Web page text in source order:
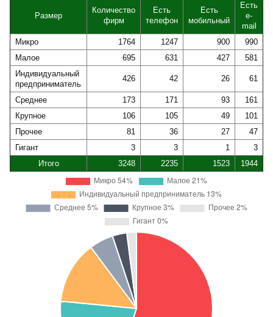
Размер
Количество
фирм
Есть
телефон
Есть
мобильный
Есть
e-
mail
Микро
1764 1247 900
990
Малое
695 631 427
581
Индивидуальный
предприниматель
426 42 26 61
Среднее 173 171 93
161
Крупное
106 105 49
101
Прочее
81 36 27
47
Гигант
3 3 1
3
Итого
3248 2235 1523 1944